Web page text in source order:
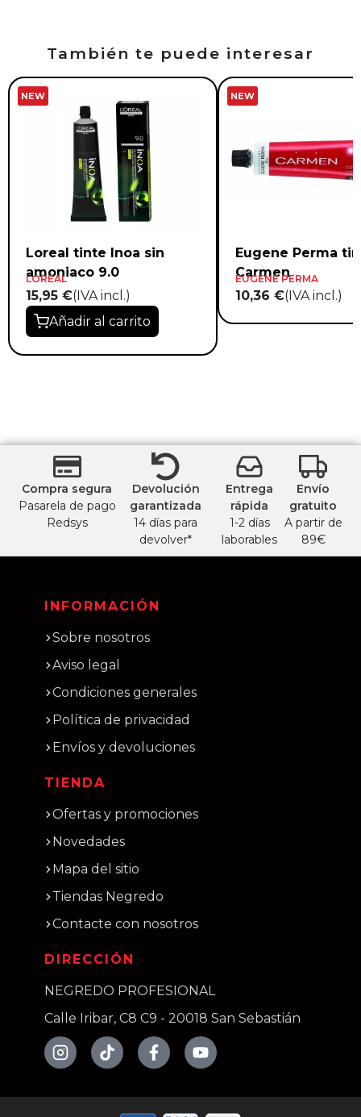
También te puede interesar
NEW
Loreal tinte Inoa sin
amoniaco 9.0
LOREAL
15,95 €(IVA incl.)
Añadir al carrito
NEW
Eugene Perma
Carmen
EUGENE PERMA
10,36 €(IVA incl.)
Compra segura
Pasarela de pago
Redsys
Devolución
garantizada
14 días para
devolver*
Entrega
rápida
1-2 días
laborables
Envío
gratuito
A partir de
89€
INFORMACIÓN
Sobre nosotros
Aviso legal
Condiciones generales
Política de privacidad
Envíos y devoluciones
TIENDA
Ofertas y promociones
Novedades
Mapa del sitio
Tiendas Negredo
Contacte con nosotros
DIRECCIÓN
NEGREDO PROFESIONAL
Calle Iribar, C8 C9 - 20018 San Sebastián